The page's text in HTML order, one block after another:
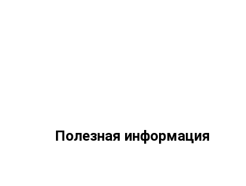
Полезная информация